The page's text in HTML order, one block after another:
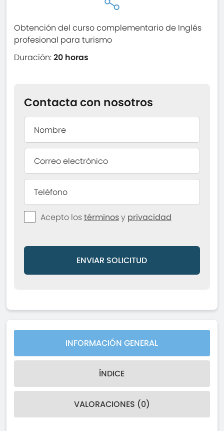
Obtención del curso complementario de Inglés
profesional para turismo
Duración:20 horas
Contacta con nosotros
Acepto lostérminosy privacidad
ENVIAR SOLICITUD
INFORMACIÓN GENERAL
ÍNDICE
VALORACIONES (0)